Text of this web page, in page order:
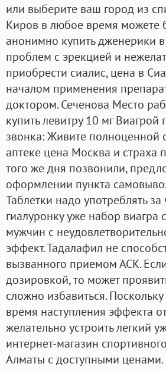
или выберите ваш город из
Киров в любое время можете
анонимно купить дженерики
проблем с эрекцией и
приобрести сиалис, цена в
началом применения
доктором. Сеченова Место
купить левитру 10 мг
звонка: Живите полноценной
аптеке цена Москва и страха
того же дня позвонили,
оформлении пункта
Таблетки надо употреблять
гиалуронку уже набор виагра
мужчин с
эффект. Тадалафил не
вызванного приемом АСК.
дозировкой, то может
сложно избавиться.
время наступления эффекта
желательно устроить
интернет-магазин
Алматы с доступными